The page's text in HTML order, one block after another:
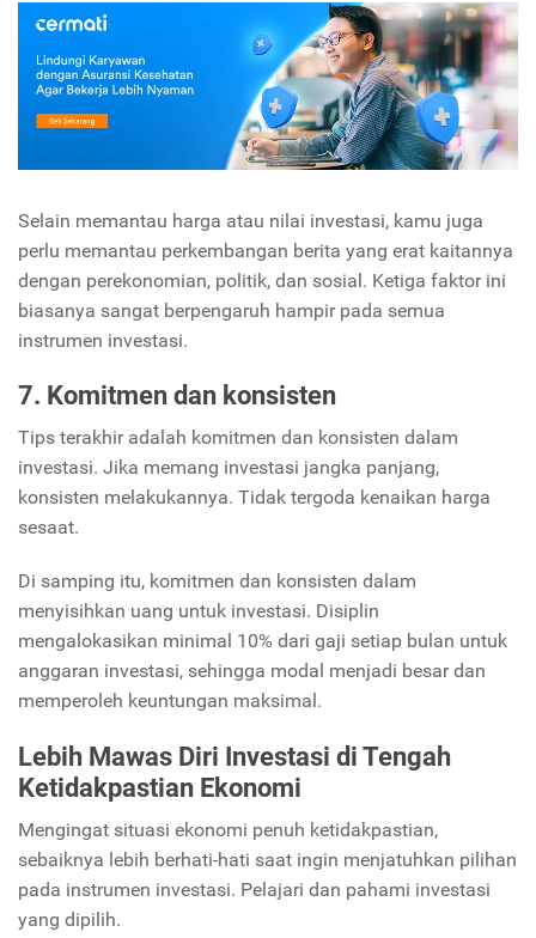
Selain memantau harga atau nilai investasi, kamu juga
perlu memantau perkembangan berita yang erat kaitannya
dengan perekonomian, politik, dan sosial. Ketiga faktor ini
biasanya sangat berpengaruh hampir pada semua
instrumen investasi.
7. Komitmen dan konsisten
Tips terakhir adalah komitmen dan konsisten dalam
investasi. Jika memang investasi jangka panjang,
konsisten melakukannya. Tidak tergoda kenaikan harga
sesaat.
Di samping itu, komitmen dan konsisten dalam
menyisihkan uang untuk investasi. Disiplin
mengalokasikan minimal 10% dari gaji setiap bulan untuk
anggaran investasi, sehingga modal menjadi besar dan
memperoleh keuntungan maksimal.
Lebih Mawas Diri Investasi di Tengah
Ketidakpastian Ekonomi
Mengingat situasi ekonomi penuh ketidakpastian,
sebaiknya lebih berhati-hati saat ingin menjatuhkan pilihan
pada instrumen investasi. Pelajari dan pahami investasi
yang dipilih.